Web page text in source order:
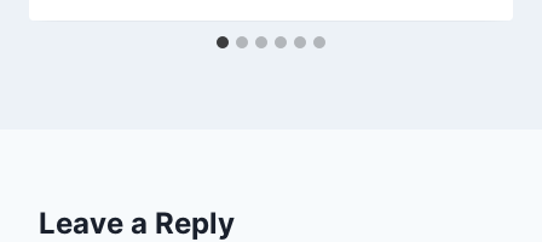
Leave a Reply